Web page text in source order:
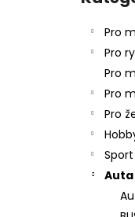
kategorie
Pro
Pro
Pro
Pro
Pro
Sport
634 Kč